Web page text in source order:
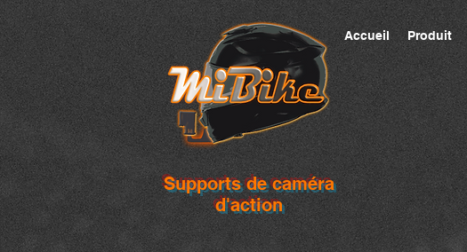
Supports de caméra
d'action
Accueil Produit